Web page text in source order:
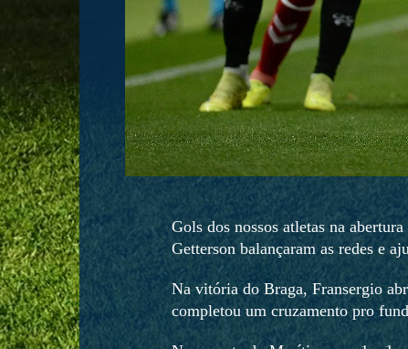
Gols dos nossos atletas na
Getterson balançaram as redes e
Na vitória do Braga, Fransergio
completou um cruzamento pro